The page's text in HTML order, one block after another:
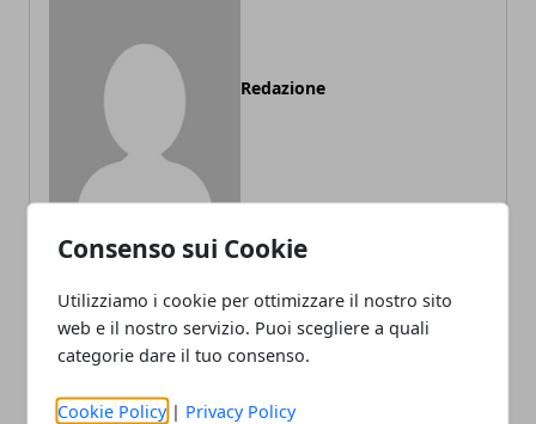
Consenso sui Cookie
Utilizziamo i cookie per ottimizzare il nostro sito
web e il nostro servizio. Puoi scegliere a quali
categorie dare il tuo consenso.
Cookie Policy | Privacy Policy
Redazione
ARTICOLI CORRELATI